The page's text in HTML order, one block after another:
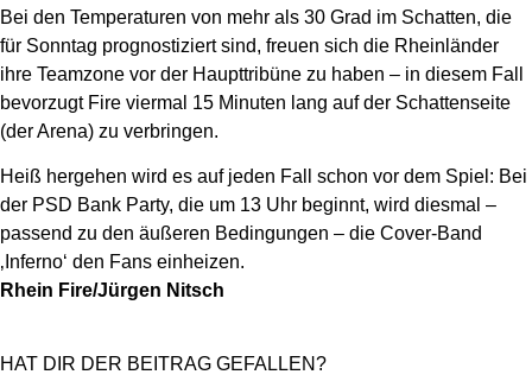
Bei den Temperaturen von mehr als 30 Grad im Schatten, die
für Sonntag prognostiziert sind, freuen sich die Rheinländer
ihre Teamzone vor der Haupttribüne zu haben – in diesem Fall
bevorzugt Fire viermal 15 Minuten lang auf der Schattenseite
(der Arena) zu verbringen.
Heiß hergehen wird es auf jeden Fall schon vor dem Spiel: Bei
der PSD Bank Party, die um 13 Uhr beginnt, wird diesmal –
passend zu den äußeren Bedingungen – die Cover-Band
‚Inferno‘ den Fans einheizen.
Rhein Fire/Jürgen Nitsch
HAT DIR DER BEITRAG GEFALLEN?